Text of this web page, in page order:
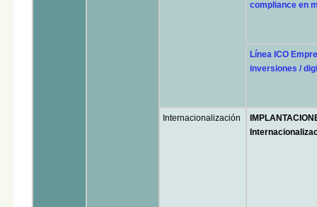
compliance en
Línea ICO
inversiones /
Internacionalización